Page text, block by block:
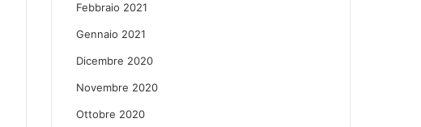
Febbraio 2021
Gennaio 2021
Dicembre 2020
Novembre 2020
Ottobre 2020